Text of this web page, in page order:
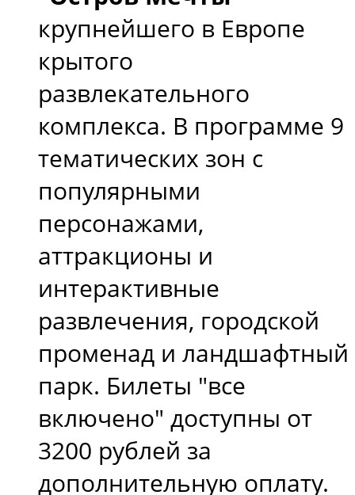
крупнейшего в Европе
крытого
развлекательного
комплекса. В программе 9
тематических зон с
популярными
персонажами,
аттракционы и
интерактивные
развлечения, городской
променад и ландшафтный
парк. Билеты "все
включено" доступны от
3200 рублей за
дополнительную оплату.